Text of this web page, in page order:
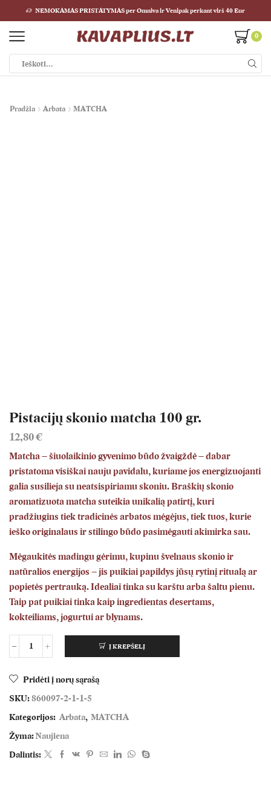
NEMOKAMAS PRISTATYMAS per Omniva ir Venipak perkant virš 40 Eur
0
Pradžia Arbata MATCHA
Pistacijų skonio matcha 100 gr.
12,80€
Matcha – šiuolaikinio gyvenimo būdo žvaigždė – dabar
pristatoma visiškai nauju pavidalu, kuriame jos energizuojanti
galia susilieja su neatsispiriamu skoniu. Braškių skonio
aromatizuota matcha suteikia unikalią patirtį, kuri
pradžiugins tiek tradicinės arbatos mėgėjus, tiek tuos, kurie
ieško originalaus ir stilingo būdo pasimėgauti akimirka sau.
Mėgaukitės madingu gėrimu, kupinu švelnaus skonio ir
natūralios energijos – jis puikiai papildys jūsų rytinį ritualą ar
popietės pertrauką. Idealiai tinka su karštu arba šaltu pienu.
Taip pat puikiai tinka kaip ingredientas desertams,
kokteiliams, jogurtui ar blynams.
Į KREPŠELĮ
Pridėti į norų sąrašą
SKU:860097-2-1-1-5
Kategorijos: Arbata, MATCHA
Žyma:Naujiena
Dalintis: